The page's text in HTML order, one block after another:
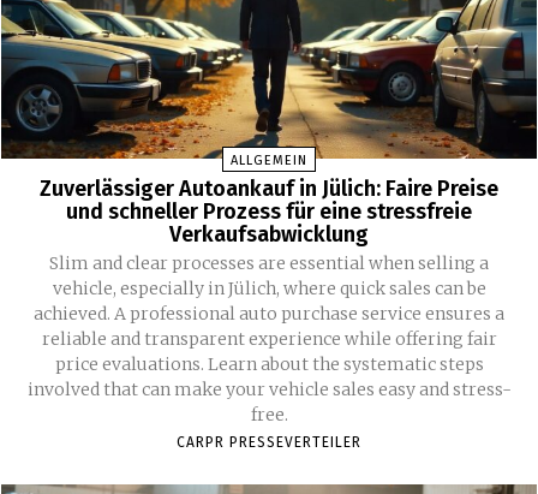
ALLGEMEIN
Zuverlässiger Autoankauf in Jülich: Faire Preise
und schneller Prozess für eine stressfreie
Verkaufsabwicklung
Slim and clear processes are essential when selling a
vehicle, especially in Jülich, where quick sales can be
achieved. A professional auto purchase service ensures a
reliable and transparent experience while offering fair
price evaluations. Learn about the systematic steps
involved that can make your vehicle sales easy and stress-
free.
CARPR PRESSEVERTEILER